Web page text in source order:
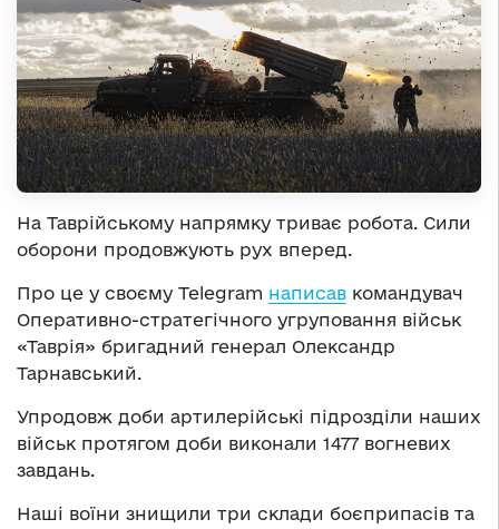
На Таврійському напрямку триває робота. Сили
оборони продовжують рух вперед.
Про це у своєму Telegram написав командувач
Оперативно-стратегічного угруповання військ
«Таврія» бригадний генерал Олександр
Тарнавський.
Упродовж доби артилерійські підрозділи наших
військ протягом доби виконали 1477 вогневих
завдань.
Наші воїни знищили три склади боєприпасів та